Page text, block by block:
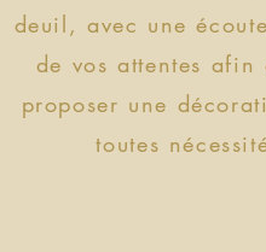
deuil, avec une
de vos attentes afin
proposer une
toutes